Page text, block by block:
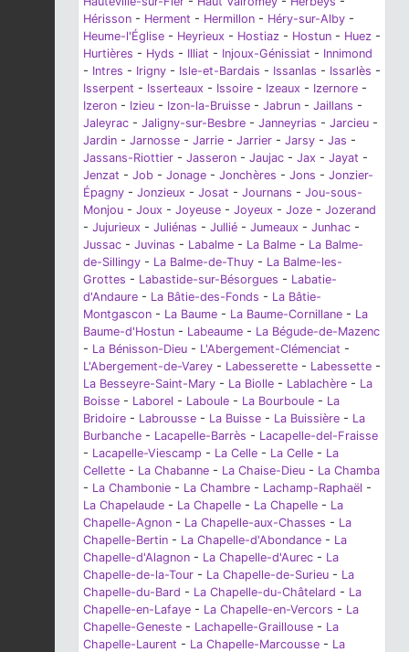
Hérisson - Herment - Hermillon - Héry-sur-Alby -
Heume-l'Église - Heyrieux - Hostiaz - Hostun - Huez -
Hurtières - Hyds - Illiat - Injoux-Génissiat - Innimond
- Intres - Irigny - Isle-et-Bardais - Issanlas - Issarlès -
Isserpent - Isserteaux - Issoire - Izeaux - Izernore -
Izeron - Izieu - Izon-la-Bruisse - Jabrun - Jaillans -
Jaleyrac - Jaligny-sur-Besbre - Janneyrias - Jarcieu -
Jardin - Jarnosse - Jarrie - Jarrier - Jarsy - Jas -
Jassans-Riottier - Jasseron - Jaujac - Jax - Jayat -
Jenzat - Job - Jonage - Jonchères - Jons - Jonzier-
Épagny - Jonzieux - Josat - Journans - Jou-sous-
Monjou - Joux - Joyeuse - Joyeux - Joze - Jozerand
- Jujurieux - Juliénas - Jullié - Jumeaux - Junhac -
Jussac - Juvinas - Labalme - La Balme - La Balme-
de-Sillingy - La Balme-de-Thuy - La Balme-les-
Grottes - Labastide-sur-Bésorgues - Labatie-
d'Andaure - La Bâtie-des-Fonds - La Bâtie-
Montgascon - La Baume - La Baume-Cornillane - La
Baume-d'Hostun - Labeaume - La Bégude-de-Mazenc
- La Bénisson-Dieu - L'Abergement-Clémenciat -
L'Abergement-de-Varey - Labesserette - Labessette -
La Besseyre-Saint-Mary - La Biolle - Lablachère - La
Boisse - Laborel - Laboule - La Bourboule - La
Bridoire - Labrousse - La Buisse - La Buissière - La
Burbanche - Lacapelle-Barrès - Lacapelle-del-Fraisse
- Lacapelle-Viescamp - La Celle - La Celle - La
Cellette - La Chabanne - La Chaise-Dieu - La Chamba
- La Chambonie - La Chambre - Lachamp-Raphaël -
La Chapelaude - La Chapelle - La Chapelle - La
Chapelle-Agnon - La Chapelle-aux-Chasses - La
Chapelle-Bertin - La Chapelle-d'Abondance - La
Chapelle-d'Alagnon - La Chapelle-d'Aurec - La
Chapelle-de-la-Tour - La Chapelle-de-Surieu - La
Chapelle-du-Bard - La Chapelle-du-Châtelard - La
Chapelle-en-Lafaye - La Chapelle-en-Vercors - La
Chapelle-Geneste - Lachapelle-Graillouse - La
Chapelle-Laurent - La Chapelle-Marcousse - La